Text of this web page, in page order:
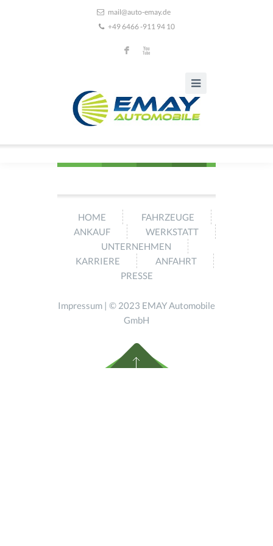
mail@auto-emay.de
+49 6466 -911 94 10
F X
HOME
FAHRZEUGE
ANKAUF
WERKSTATT
UNTERNEHMEN
KARRIERE
ANFAHRT
PRESSE
Impressum | © 2023 EMAY Automobile
GmbH